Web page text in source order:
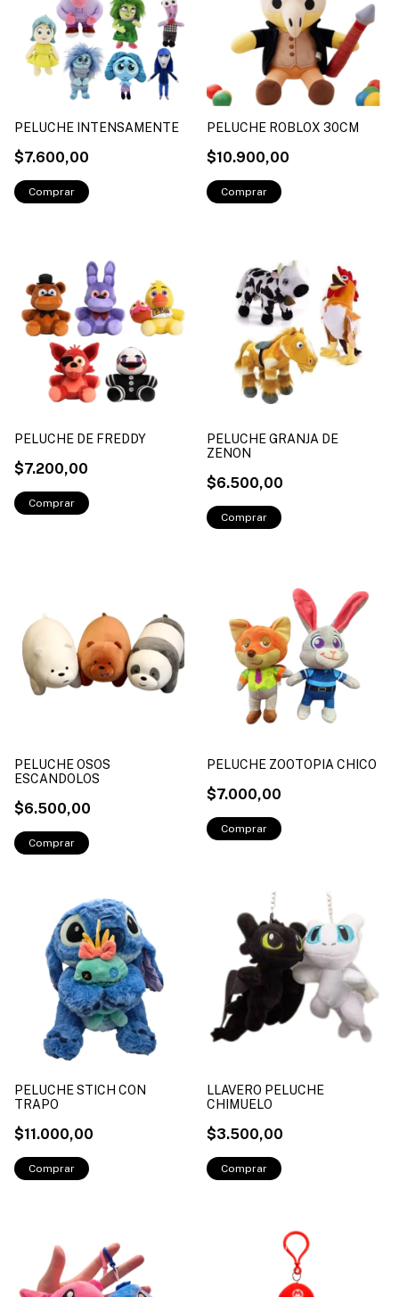
PELUCHE INTENSAMENTE
$7.600,00
PELUCHE ROBLOX 30CM
$10.900,00
PELUCHE DE FREDDY
$7.200,00
PELUCHE GRANJA DE
ZENON
$6.500,00
PELUCHE OSOS
ESCANDOLOS
$6.500,00
PELUCHE ZOOTOPIA CHICO
$7.000,00
PELUCHE STICH CON
TRAPO
$11.000,00
LLAVERO PELUCHE
CHIMUELO
$3.500,00